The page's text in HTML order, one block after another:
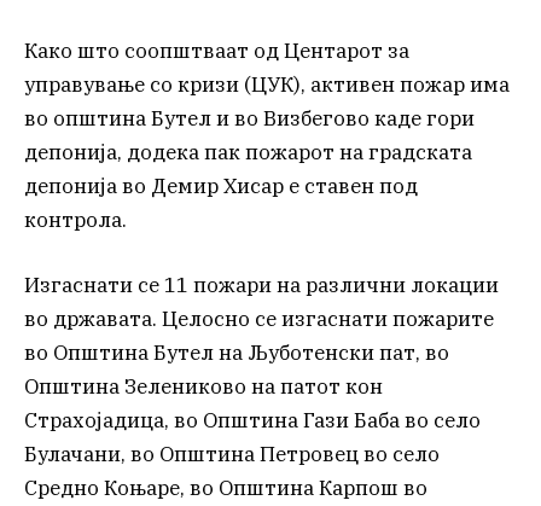
Како што соопштваат од Центарот за
управување со кризи (ЦУК), активен пожар има
во општина Бутел и во Визбегово каде гори
депонија, додека пак пожарот на градската
депонија во Демир Хисар е ставен под
контрола.
Изгаснати се 11 пожари на различни локации
во државата. Целосно се изгаснати пожарите
во Општина Бутел на Љуботенски пат, во
Општина Зелениково на патот кон
Страхојадица, во Општина Гази Баба во село
Булачани, во Општина Петровец во село
Средно Коњаре, во Општина Карпош во